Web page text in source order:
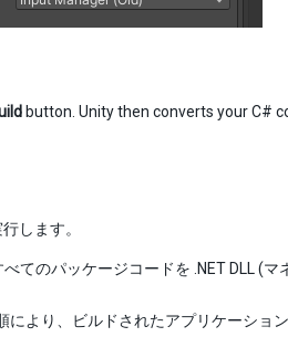
button. Unity then converts your C#
します。
てのパッケージコードを .NET DLL (
により、ビルドされたアプリケーショ